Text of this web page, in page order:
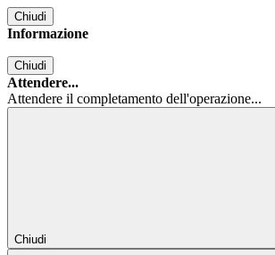
Chiudi
Informazione
Chiudi
Attendere...
Attendere il completamento dell'operazione...
Chiudi